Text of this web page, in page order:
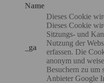
Name
_ga
Dieses Cookie
Dieses Cookie
Sitzungs- und
Nutzung der
erfassen. Die
anonym und
Besuchern zu um
Anbieter Google